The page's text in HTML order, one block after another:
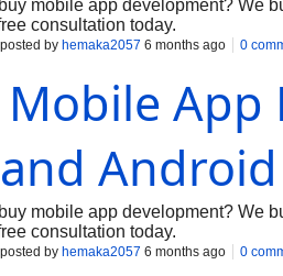
mobile app development? We
consultation today.
posted by hemaka2057 6 months ago 0
Mobile
mobile app development? We
consultation today.
posted by hemaka2057 6 months ago 0